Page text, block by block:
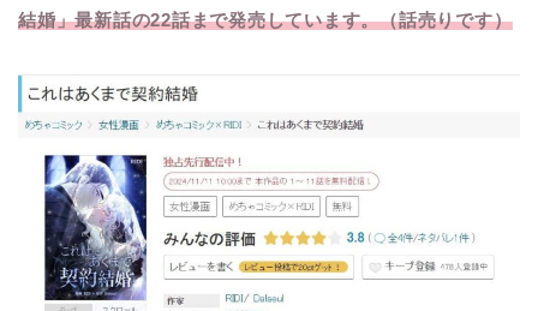
結婚」最新話の22話まで発売しています。（話売りです）